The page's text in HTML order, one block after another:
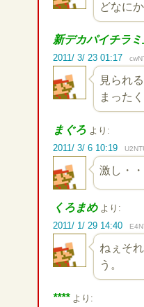
どなにか
新デカパイチラミ
2011/ 3/ 23 01:17
見られ
まった
まぐろ より:
2011/ 3/ 6 10:19
激し・
くろまめ より:
2011/ 1/ 29 14:40
ねぇそ
う。
**** より: